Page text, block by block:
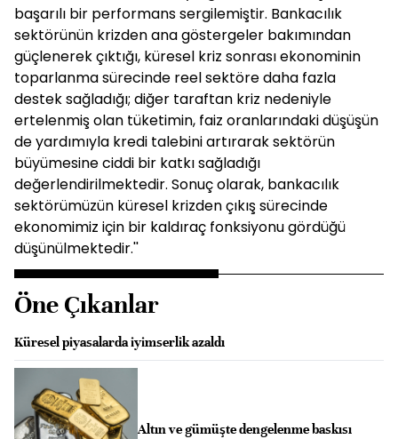
başarılı bir performans sergilemiştir. Bankacılık
sektörünün krizden ana göstergeler bakımından
güçlenerek çıktığı, küresel kriz sonrası ekonominin
toparlanma sürecinde reel sektöre daha fazla
destek sağladığı; diğer taraftan kriz nedeniyle
ertelenmiş olan tüketimin, faiz oranlarındaki düşüşün
de yardımıyla kredi talebini artırarak sektörün
büyümesine ciddi bir katkı sağladığı
değerlendirilmektedir. Sonuç olarak, bankacılık
sektörümüzün küresel krizden çıkış sürecinde
ekonomimiz için bir kaldıraç fonksiyonu gördüğü
düşünülmektedir.''
Öne Çıkanlar
Küresel piyasalarda iyimserlik azaldı
Altın ve gümüşte dengelenme baskısı